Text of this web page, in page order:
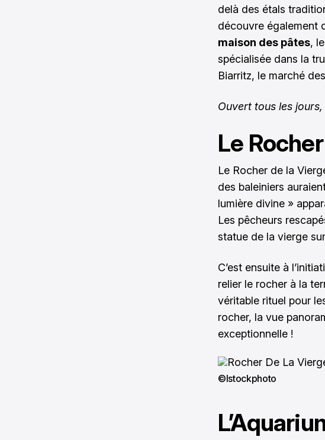
delà des étals
découvre également
maison des pâtes,
spécialisée dans la
Biarritz, le marché
Ouvert tous les jours,
Le
Le Rocher de la
des baleiniers
lumière divine »
Les pêcheurs
statue de la vierge
C’est ensuite à
relier le rocher à la
véritable rituel pour
rocher, la vue
exceptionnelle !
©Istockphoto